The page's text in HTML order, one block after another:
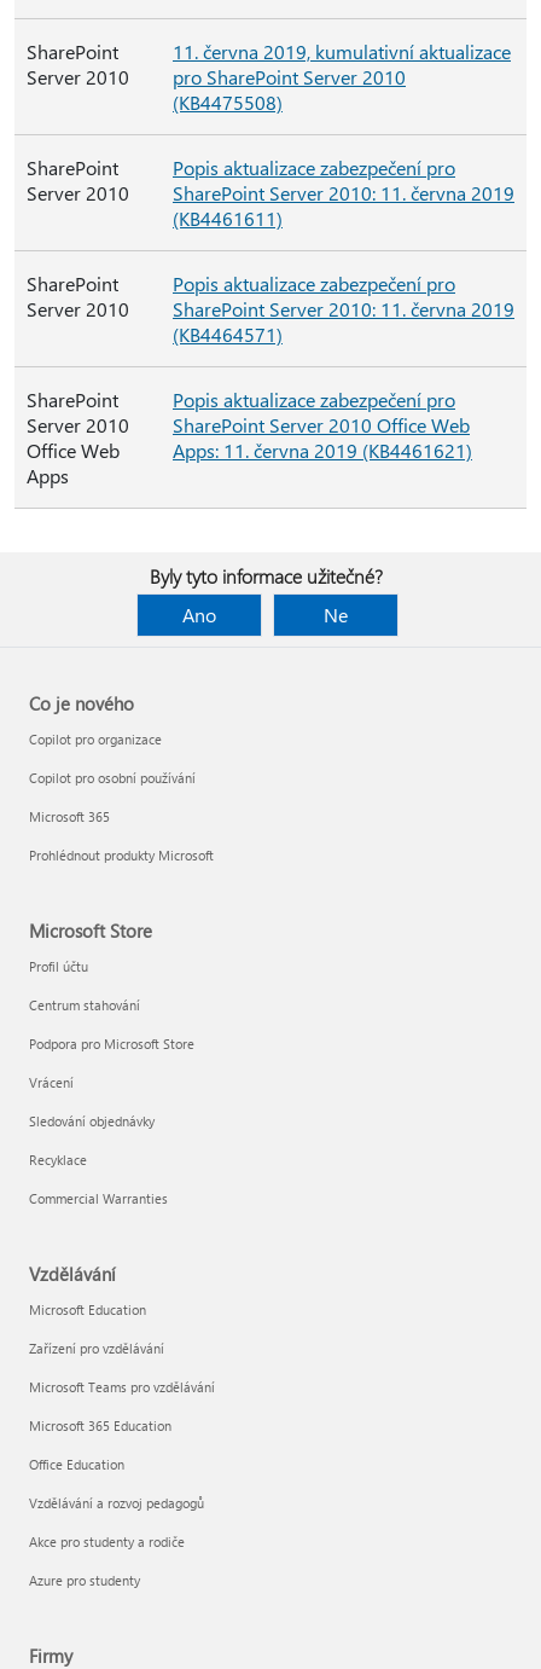
SharePoint
Server 2010
11. června 2019, kumulativní aktualizace
pro SharePoint Server 2010
(KB4475508)
SharePoint
Server 2010
Popis aktualizace zabezpečení pro
SharePoint Server 2010: 11. června 2019
(KB4461611)
SharePoint
Server 2010
Popis aktualizace zabezpečení pro
SharePoint Server 2010: 11. června 2019
(KB4464571)
SharePoint
Server 2010
Office Web
Apps
Popis aktualizace zabezpečení pro
SharePoint Server 2010 Office Web
Apps: 11. června 2019 (KB4461621)
Byly tyto informace užitečné?
Ano
Ne
Co je nového
Copilot pro organizace
Copilot pro osobní používání
Microsoft 365
Prohlédnout produkty Microsoft
Microsoft Store
Profil účtu
Centrum stahování
Podpora pro Microsoft Store
Vrácení
Sledování objednávky
Recyklace
Commercial Warranties
Vzdělávání
Microsoft Education
Zařízení pro vzdělávání
Microsoft Teams pro vzdělávání
Microsoft 365 Education
Office Education
Vzdělávání a rozvoj pedagogů
Akce pro studenty a rodiče
Azure pro studenty
Firmy